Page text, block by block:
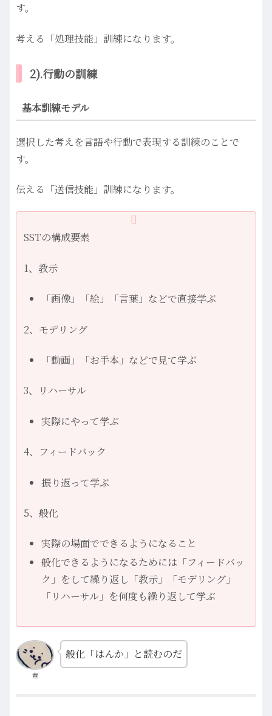
す。
考える「処理技能」訓練になります。
2).行動の訓練
基本訓練モデル
選択した考えを言語や行動で表現する訓練のことで
す。
伝える「送信技能」訓練になります。
SSTの構成要素
1、教示
「画像」「絵」「言葉」などで直接学ぶ
2、モデリング
「動画」「お手本」などで見て学ぶ
3、リハーサル
実際にやって学ぶ
4、フィードバック
振り返って学ぶ
5、般化
実際の場面でできるようになること
般化できるようになるためには「フィードバッ
ク」をして繰り返し「教示」「モデリング」
「リハーサル」を何度も繰り返して学ぶ
竜
般化「はんか」と読むのだ